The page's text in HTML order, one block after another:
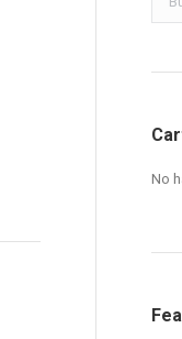
No